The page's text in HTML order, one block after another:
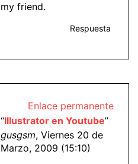
my friend.
Respuesta
Enlace permanente
“Illustrator en Youtube”
gusgsm, Viernes 20 de
Marzo, 2009 (15:10)